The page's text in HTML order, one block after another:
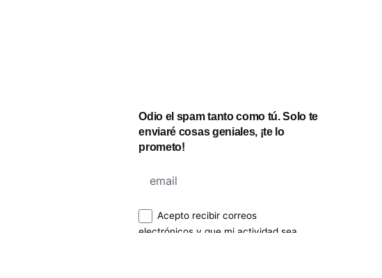
Odio el spam tanto como tú. Solo te
enviaré cosas geniales, ¡te lo
prometo!
Acepto recibir correos
electrónicos y que mi actividad sea